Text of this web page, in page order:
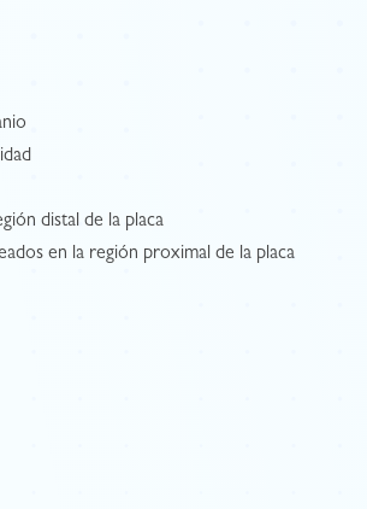
distal de la placa
en la región proximal de la placa